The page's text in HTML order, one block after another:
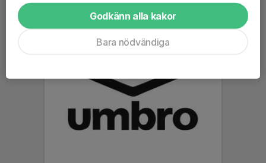
Godkänn alla kakor
Bara nödvändiga